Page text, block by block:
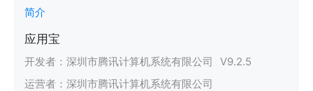
简介
应用宝
开发者： 深圳市腾讯计算机系统有限公司 V9.2.5
运营者： 深圳市腾讯计算机系统有限公司